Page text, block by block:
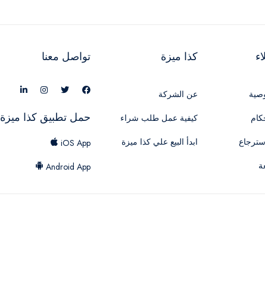
كذا ميزة
عن الشركة
كيفية عمل طلب شراء
ابدأ البيع علي كذا ميزة
تواصل معنا
حمل تطبيق كذا ميزة
iOS App
Android App